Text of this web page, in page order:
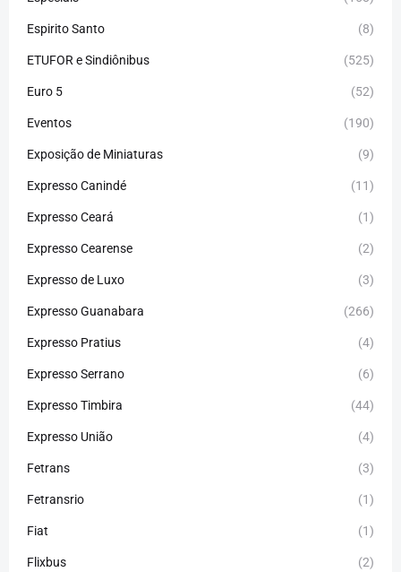
Espirito Santo (8)
ETUFOR e Sindiônibus (525)
Euro 5 (52)
Eventos (190)
Exposição de Miniaturas (9)
Expresso Canindé (11)
Expresso Ceará (1)
Expresso Cearense (2)
Expresso de Luxo (3)
Expresso Guanabara (266)
Expresso Pratius (4)
Expresso Serrano (6)
Expresso Timbira (44)
Expresso União (4)
Fetrans (3)
Fetransrio (1)
Fiat (1)
Flixbus (2)